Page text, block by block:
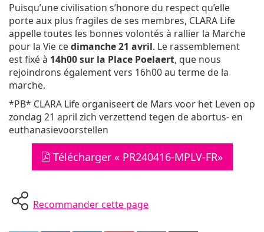
Puisqu’une civilisation s’honore du respect qu’elle
porte aux plus fragiles de ses membres, CLARA Life
appelle toutes les bonnes volontés à rallier la Marche
pour la Vie ce dimanche 21 avril. Le rassemblement
est fixé à 14h00 sur la Place Poelaert, que nous
rejoindrons également vers 16h00 au terme de la
marche.
*PB* CLARA Life organiseert de Mars voor het Leven op
zondag 21 april zich verzettend tegen de abortus- en
euthanasievoorstellen
Télécharger « PR240416-MPLV-FR»
Recommander cette page